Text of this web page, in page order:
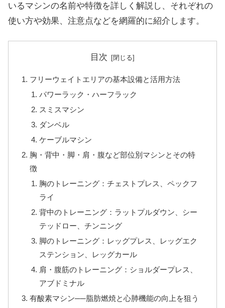
いるマシンの名前や特徴を詳しく解説し、それぞれの
使い方や効果、注意点などを網羅的に紹介します。
目次
フリーウェイトエリアの基本設備と活用方法
パワーラック・ハーフラック
スミスマシン
ダンベル
ケーブルマシン
胸・背中・脚・肩・腹など部位別マシンとその特
徴
胸のトレーニング：チェストプレス、ペックフ
ライ
背中のトレーニング：ラットプルダウン、シー
テッドロー、チンニング
脚のトレーニング：レッグプレス、レッグエク
ステンション、レッグカール
肩・腹筋のトレーニング：ショルダープレス、
アブドミナル
有酸素マシン──脂肪燃焼と心肺機能の向上を狙う